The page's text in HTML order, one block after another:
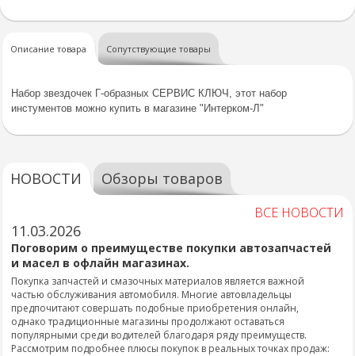
Описание товара Сопутствующие товары
Набор звездочек Г-образных СЕРВИС КЛЮЧ, этот набор
инстументов можно купить в магазине "Интерком-Л"
НОВОСТИ Обзоры товаров
ВСЕ НОВОСТИ
11.03.2026
Поговорим о преимуществе покупки автозапчастей
и масел в офлайн магазинах.
Покупка запчастей и смазочных материалов является важной
частью обслуживания автомобиля. Многие автовладельцы
предпочитают совершать подобные приобретения онлайн,
однако традиционные магазины продолжают оставаться
популярными среди водителей благодаря ряду преимуществ.
Рассмотрим подробнее плюсы покупок в реальных точках продаж: